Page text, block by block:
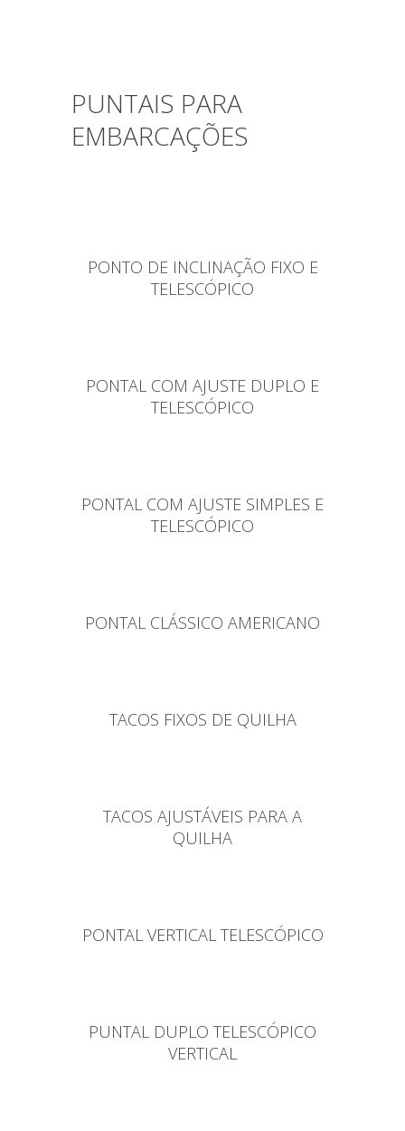
PUNTAIS PARA
EMBARCAÇÕES
PONTO DE INCLINAÇÃO FIXO E
TELESCÓPICO
PONTAL COM AJUSTE DUPLO E
TELESCÓPICO
PONTAL COM AJUSTE SIMPLES E
TELESCÓPICO
PONTAL CLÁSSICO AMERICANO
TACOS FIXOS DE QUILHA
TACOS AJUSTÁVEIS PARA A
QUILHA
PONTAL VERTICAL TELESCÓPICO
PUNTAL DUPLO TELESCÓPICO
VERTICAL